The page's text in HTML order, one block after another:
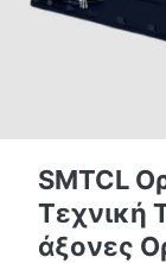
SMTCL
Τεχνική
άξονες